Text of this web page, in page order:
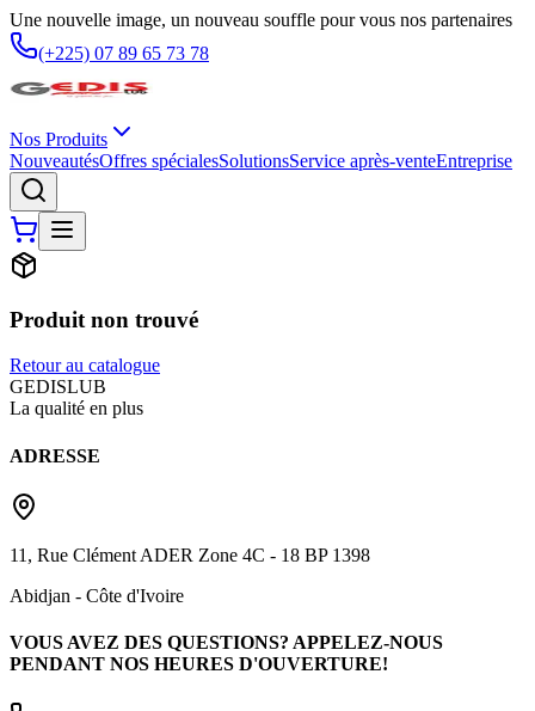
Une nouvelle image, un nouveau souffle pour vous nos partenaires
(+225) 07 89 65 73 78
Nos Produits
NouveautésOffres spécialesSolutionsService après-venteEntreprise
Produit non trouvé
Retour au catalogue
GEDISLUB
La qualité en plus
ADRESSE
11, Rue Clément ADER Zone 4C - 18 BP 1398
Abidjan - Côte d'Ivoire
VOUS AVEZ DES QUESTIONS? APPELEZ-NOUS
PENDANT NOS HEURES D'OUVERTURE!